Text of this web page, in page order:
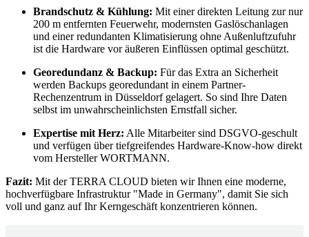
Brandschutz & Kühlung: Mit einer direkten Leitung zur nur
200 m entfernten Feuerwehr, modernsten Gaslöschanlagen
und einer redundanten Klimatisierung ohne Außenluftzufuhr
ist die Hardware vor äußeren Einflüssen optimal geschützt.
Georedundanz & Backup: Für das Extra an Sicherheit
werden Backups georedundant in einem Partner-
Rechenzentrum in Düsseldorf gelagert. So sind Ihre Daten
selbst im unwahrscheinlichsten Ernstfall sicher.
Expertise mit Herz: Alle Mitarbeiter sind DSGVO-geschult
und verfügen über tiefgreifendes Hardware-Know-how direkt
vom Hersteller WORTMANN.
Fazit: Mit der TERRA CLOUD bieten wir Ihnen eine moderne,
hochverfügbare Infrastruktur "Made in Germany", damit Sie sich
voll und ganz auf Ihr Kerngeschäft konzentrieren können.